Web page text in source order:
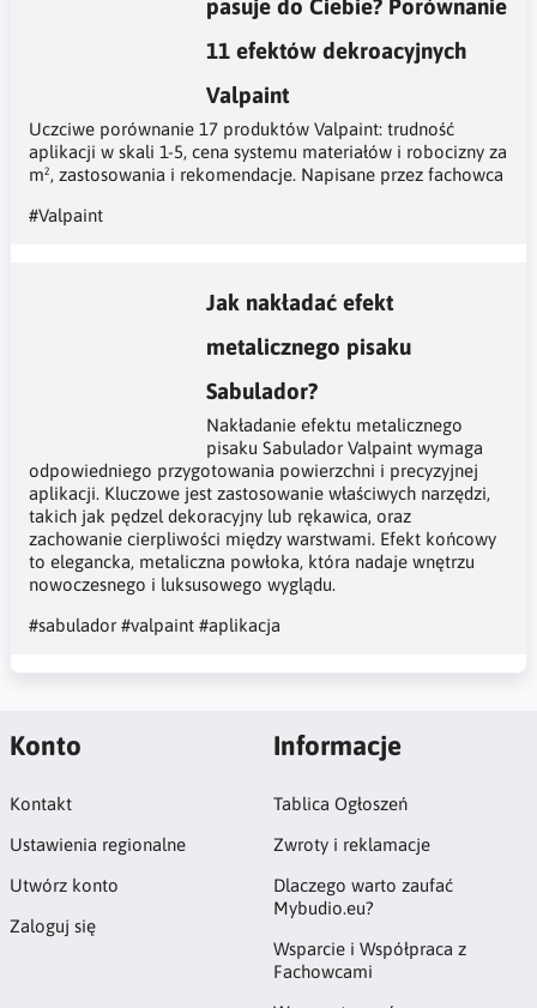
pasuje do Ciebie? Porównanie
11 efektów dekroacyjnych
Valpaint
Uczciwe porównanie 17 produktów Valpaint: trudność
aplikacji w skali 1-5, cena systemu materiałów i robocizny za
m², zastosowania i rekomendacje. Napisane przez fachowca
#Valpaint
Jak nakładać efekt
metalicznego pisaku
Sabulador?
Nakładanie efektu metalicznego
pisaku Sabulador Valpaint wymaga
odpowiedniego przygotowania powierzchni i precyzyjnej
aplikacji. Kluczowe jest zastosowanie właściwych narzędzi,
takich jak pędzel dekoracyjny lub rękawica, oraz
zachowanie cierpliwości między warstwami. Efekt końcowy
to elegancka, metaliczna powłoka, która nadaje wnętrzu
nowoczesnego i luksusowego wyglądu.
#sabulador #valpaint #aplikacja
Konto
Kontakt
Ustawienia regionalne
Utwórz konto
Zaloguj się
Informacje
Tablica Ogłoszeń
Zwroty i reklamacje
Dlaczego warto zaufać
Mybudio.eu?
Wsparcie i Współpraca z
Fachowcami